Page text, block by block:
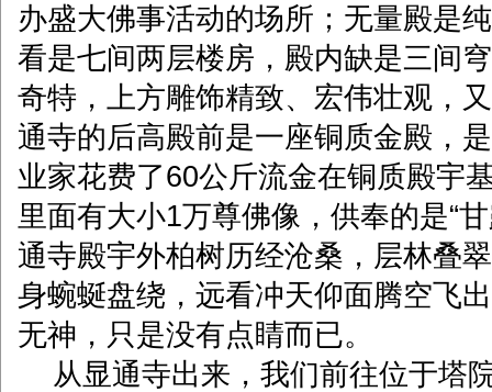
办盛大佛事活动的场所；无量殿是
看是七间两层楼房，殿内缺是三间
奇特，上方雕饰精致、宏伟壮观，
通寺的后高殿前是一座铜质金殿，
业家花费了60公斤流金在铜质殿宇
里面有大小1万尊佛像，供奉的是“
通寺殿宇外柏树历经沧桑，层林叠
身蜿蜒盘绕，远看冲天仰面腾空飞
无神，只是没有点睛而已。
从显通寺出来，我们前往位于塔